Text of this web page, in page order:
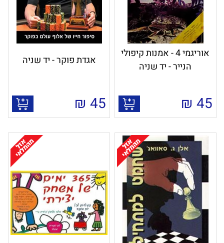
אוריגמי 4 - אמנות קיפולי
הנייר - יד שניה
45
₪
אגדת פוקר - יד שניה
45
₪